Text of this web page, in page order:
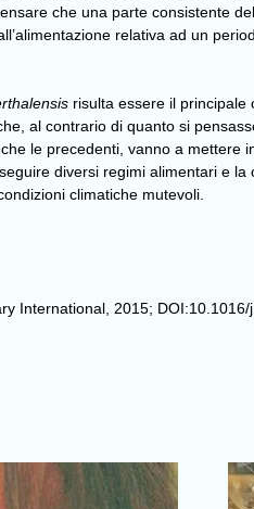
che una parte consistente
relativa ad un
risulta essere il
al contrario di quanto si
le precedenti, vanno a mettere
diversi regimi alimentari e
climatiche mutevoli.
International, 2015; DOI:10.1016/